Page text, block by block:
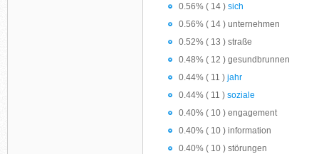
0.56% ( 14 ) sich
0.56% ( 14 ) unternehmen
0.52% ( 13 ) straße
0.48% ( 12 ) gesundbrunnen
0.44% ( 11 ) jahr
0.44% ( 11 ) soziale
0.40% ( 10 ) engagement
0.40% ( 10 ) information
0.40% ( 10 ) störungen